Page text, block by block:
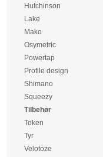
Hutchinson
Lake
Mako
Osymetric
Powertap
Profile design
Shimano
Squeezy
Tilbehør
Token
Tyr
Velotoze